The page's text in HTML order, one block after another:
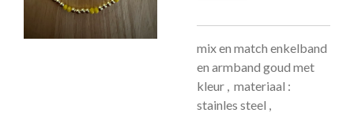
mix en match enkelband
en armband goud met
kleur , materiaal :
stainles steel ,